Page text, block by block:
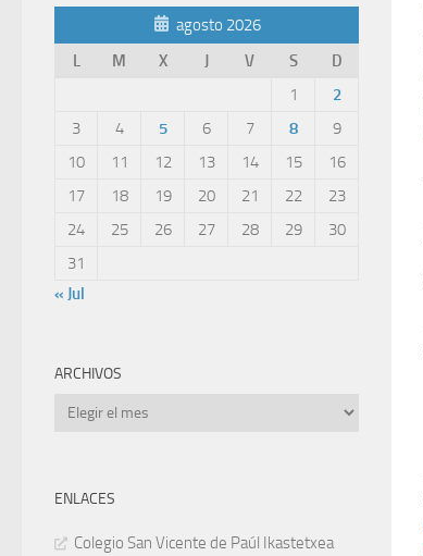
agosto 2026
L
M X J V S
D
1
2
3
4 5 6 7 8
9
10
11 12 13 14 15
16
17
18 19 20 21 22
23
24
25 26 27 28 29
30
31
« Jul
ARCHIVOS
Archivos
ENLACES
Colegio San Vicente de Paúl Ikastetxea